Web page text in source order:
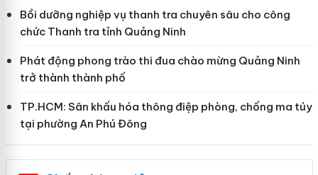
Bồi dưỡng nghiệp vụ thanh tra chuyên sâu cho công
chức Thanh tra tỉnh Quảng Ninh
Phát động phong trào thi đua chào mừng Quảng Ninh
trở thành thành phố
TP.HCM: Sân khấu hóa thông điệp phòng, chống ma túy
tại phường An Phú Đông